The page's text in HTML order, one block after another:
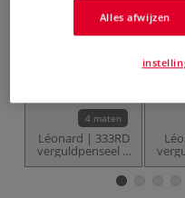
4 maten
Léonard | 333RD
verguldpenseel ○
rond & carré,
extra lang —
varkenshaar
Alles afwijzen